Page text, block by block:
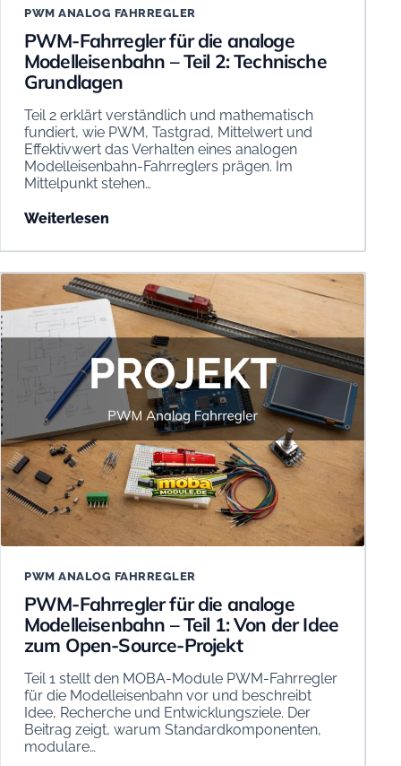
PWM ANALOG FAHRREGLER
PWM-Fahrregler für die analoge
Modelleisenbahn – Teil 2: Technische
Grundlagen
Teil 2 erklärt verständlich und mathematisch
fundiert, wie PWM, Tastgrad, Mittelwert und
Effektivwert das Verhalten eines analogen
Modelleisenbahn-Fahrreglers prägen. Im
Mittelpunkt stehen…
Weiterlesen
PWM ANALOG FAHRREGLER
PWM-Fahrregler für die analoge
Modelleisenbahn – Teil 1: Von der Idee
zum Open-Source-Projekt
Teil 1 stellt den MOBA-Module PWM-Fahrregler
für die Modelleisenbahn vor und beschreibt
Idee, Recherche und Entwicklungsziele. Der
Beitrag zeigt, warum Standardkomponenten,
modulare…